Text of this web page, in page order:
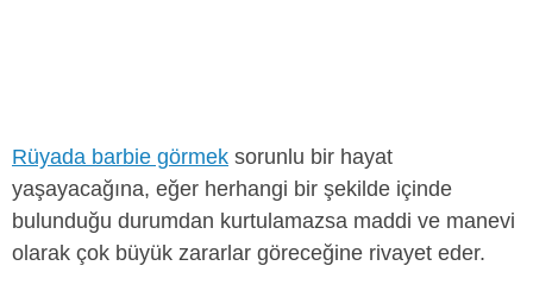
Rüyada barbie görmek sorunlu bir hayat
yaşayacağına, eğer herhangi bir şekilde içinde
bulunduğu durumdan kurtulamazsa maddi ve manevi
olarak çok büyük zararlar göreceğine rivayet eder.